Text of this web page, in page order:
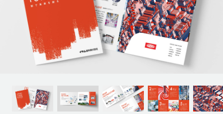
WORK
ACC BLOG
DOWNLOAD